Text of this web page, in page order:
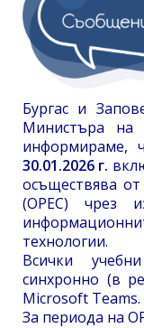
Бургас и
Министъра на
информираме,
30.01.2026 г.
осъществява
(ОРЕС) чрез
технологии.
Всички
синхронно (в
Microsoft Teams.
За периода на